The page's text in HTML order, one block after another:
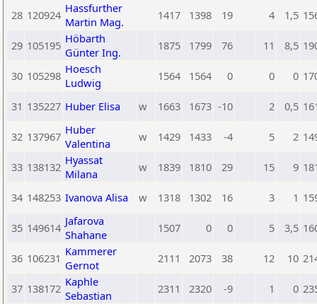
28 120924 Hassfurther
Martin Mag.
1417 1398 19 4 1,5
29 105195 Höbarth
Günter Ing.
1875 1799 76 11 8,5
30 105298 Hoesch
Ludwig
1564 1564 0 0 0
31 135227 Huber Elisa w 1663 1673 -10 2 0,5
32 137967 Huber
Valentina
w 1429 1433 -4 5 2
33 138132 Hyassat
Milana
w 1839 1810 29 15 9
34 148253 Ivanova Alisa w 1318 1302 16 3 1
35 149614 Jafarova
Shahane
1507 0 0 5 3,5
36 106231 Kammerer
Gernot
2111 2073 38 12 10
37 138172 Kaphle
Sebastian
2311 2320 -9 1 0